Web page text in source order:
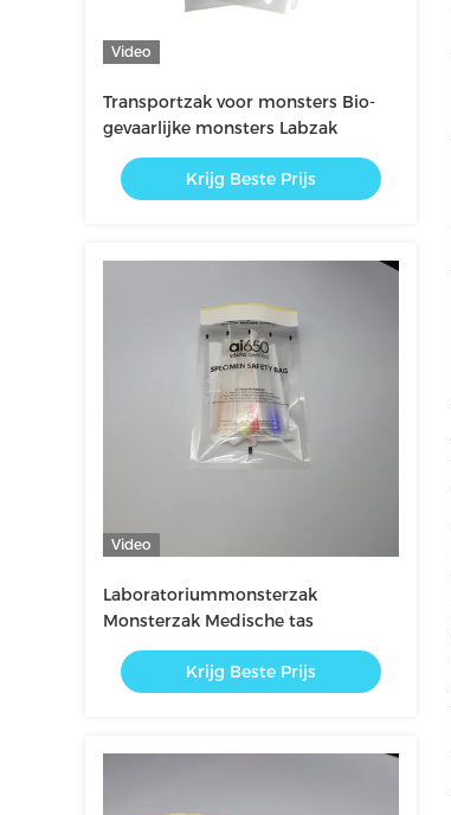
Video
Transportzak voor monsters Bio-
gevaarlijke monsters Labzak
Krijg Beste Prijs
Video
Laboratoriummonsterzak
Monsterzak Medische tas
Krijg Beste Prijs